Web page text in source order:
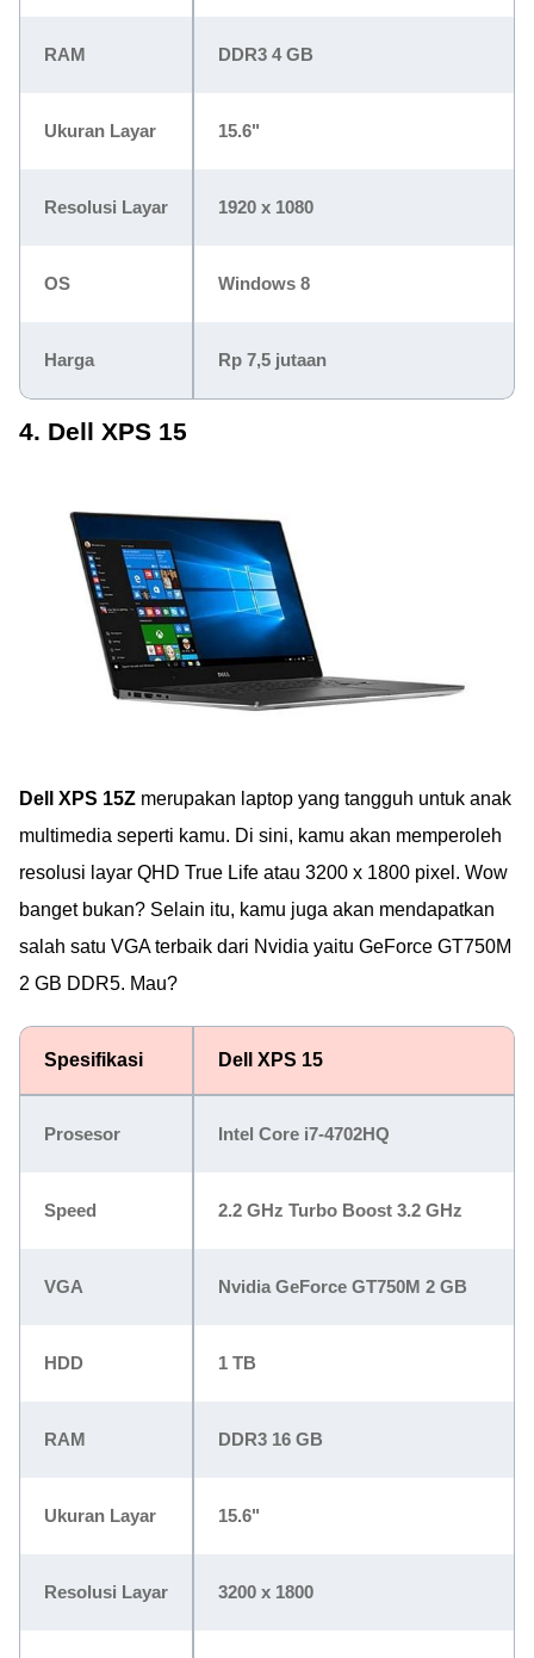
RAM DDR3 4 GB
Ukuran Layar 15.6"
Resolusi Layar 1920 x 1080
OS Windows 8
Harga Rp 7,5 jutaan
4. Dell XPS 15
Dell XPS 15Z merupakan laptop yang tangguh untuk anak
multimedia seperti kamu. Di sini, kamu akan memperoleh
resolusi layar QHD True Life atau 3200 x 1800 pixel. Wow
banget bukan? Selain itu, kamu juga akan mendapatkan
salah satu VGA terbaik dari Nvidia yaitu GeForce GT750M
2 GB DDR5. Mau?
Spesifikasi Dell XPS 15
Prosesor Intel Core i7-4702HQ
Speed 2.2 GHz Turbo Boost 3.2 GHz
VGA Nvidia GeForce GT750M 2 GB
HDD 1 TB
RAM DDR3 16 GB
Ukuran Layar 15.6"
Resolusi Layar 3200 x 1800